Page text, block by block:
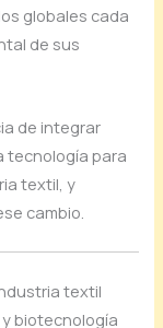
globales cada
de sus
de integrar
tecnología para
textil, y
cambio.
textil
biotecnología